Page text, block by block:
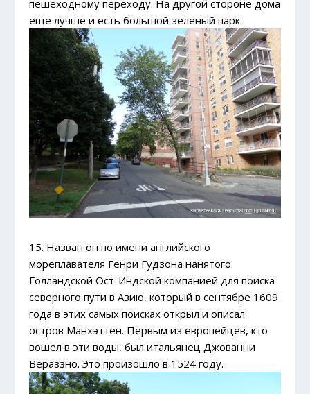
пешеходному переходу. На другой стороне дома
еще лучше и есть большой зеленый парк.
15. Назван он по имени английского
мореплавателя Генри Гудзона нанятого
Голландской Ост-Индской компанией для поиска
северного пути в Азию, который в сентябре 1609
года в этих самых поисках открыл и описал
остров Манхэттен. Первым из европейцев, кто
вошел в эти воды, был итальянец Джованни
Вераззно. Это произошло в 1524 году.